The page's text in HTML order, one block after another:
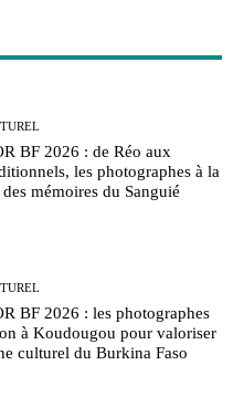
BF 2026 : de Réo aux
les photographes à la
mémoires du Sanguié
BF 2026 : les photographes
à Koudougou pour valoriser
culturel du Burkina Faso